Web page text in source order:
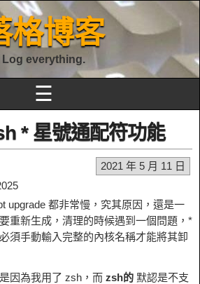
格博客
Log everything.
☰
* 星號通配符功能
2021 年 5 月 11 日
upgrade 都非常慢，究其原因，還是一
重新生成，清理的時候遇到一個問題，*
須手動輸入完整的內核名稱才能將其卸
因為我用了 zsh，而 zsh的 默認是不支